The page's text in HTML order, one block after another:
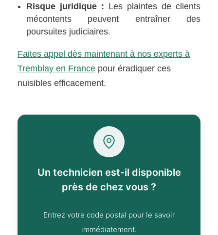
Risque juridique : Les plaintes de clients
mécontents peuvent entraîner des
poursuites judiciaires.
Faites appel dès maintenant à nos experts à
Tremblay en France pour éradiquer ces
nuisibles efficacement.
Un technicien est-il disponible
près de chez vous ?
Entrez votre code postal pour le savoir
immédiatement.